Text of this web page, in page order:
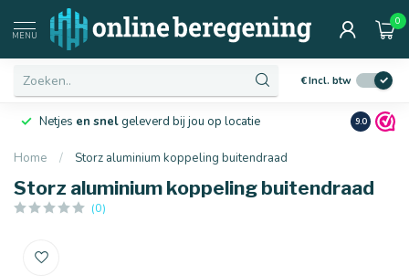
MENU
0
€Incl. btw
Netjes en snelgeleverd bij jou op locatie Ruim10
9.0
Home / Storz aluminium koppeling buitendraad
Storz aluminium koppeling buitendraad
(0)